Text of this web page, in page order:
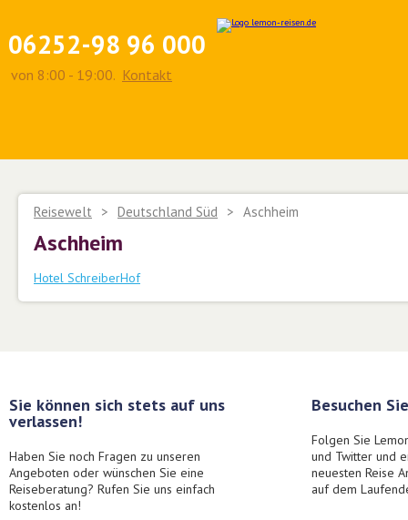
06252-98 96 000
von 8:00 - 19:00. Kontakt
Reisewelt > Deutschland Süd > Aschheim
Aschheim
Hotel SchreiberHof
Sie können sich stets auf uns
verlassen!
Haben Sie noch Fragen zu unseren
Angeboten oder wünschen Sie eine
Reiseberatung? Rufen Sie uns einfach
kostenlos an!
Besuchen
Folgen Sie
und Twitter und
neuesten Reise
auf dem